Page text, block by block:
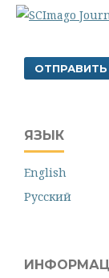
ЯЗЫК
English
Русский